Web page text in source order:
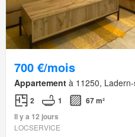
700 €/mois
Appartement à 11250,
2 1
67 m²
Il y a 12 jours
LOCSERVICE